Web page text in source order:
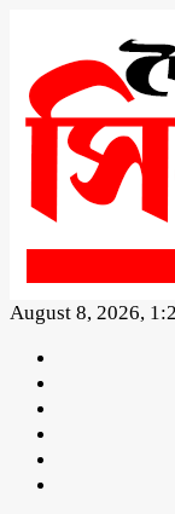
August 8, 2026,